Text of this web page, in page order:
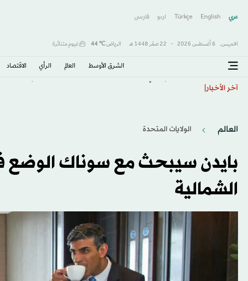
عربي English
Türkçe اردو فارسى
الخميس, 6 أغسطس 2026 - 22 صفَر 1448 هـ الرياض℃
44 غيوم متناثرة
الشرق الأوسط​ العالم الرأي الاقتصاد
آخر الأخبار
العالم الولايات المتحدة​
بايدن سيبحث مع سوناك الوضع في
الشمالية